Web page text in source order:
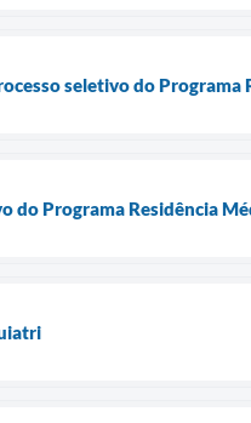
seletivo do Programa
do Programa Residência